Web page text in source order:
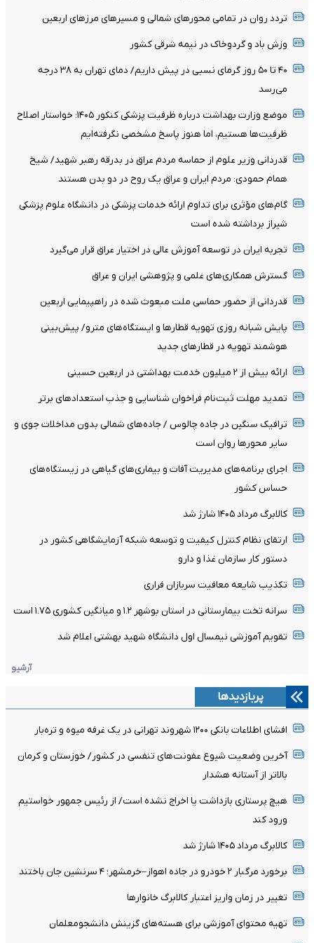
تردد روان در تمامی محورهای شمالی و مسیرهای مرزهای اربعین
وزش باد و گردوخاک در نیمه شرقی کشور
۴۰ تا ۵۰ روز گرمای نسبی در پیش داریم/ دمای تهران به ۳۸ درجه
می‌رسد
موضع وزارت بهداشت درباره ظرفیت پزشکی کنکور ۱۴۰۵: خواستار اصلاح
ظرفیت‌ها هستیم، اما هنوز پاسخ مشخصی نگرفته‌ایم
قدردانی وزیر علوم از حماسه مردم عراق در بدرقه رهبر شهید/ شیخ
همام حمودی: مردم ایران و عراق یک روح در دو بدن هستند
گام‌های مؤثری برای تداوم ارائه خدمات پزشکی در دانشگاه علوم پزشکی
شیراز برداشته شده است
تجربه ایران در توسعه آموزش عالی در اختیار عراق قرار می‌گیرد
گسترش همکاری‌های علمی و پژوهشی ایران و عراق
قدردانی از حضور حماسی ملت مبعوث شده در راهپیمایی اربعین
پایش شبانه روزی تهویه قطارها و ایستگاه‌های مترو/ پیش‌بینی
هوشمند تهویه در قطارهای جدید
ارائه بیش از ۲ میلیون خدمت بهداشتی در اربعین حسینی
تمدید مهلت ثبت‌نام فراخوان شناسایی و جذب استعدادهای برتر
ترافیک سنگین در جاده چالوس / جاده‌های شمالی بدون مداخلات جوی و
سایر محورها روان است
اجرای برنامه‌های مدیریت آفات و بیماری‌های گیاهی در زیستگاه‌های
حساس کشور
کالابرگ مرداد ۱۴۰۵ شارژ شد
ارتقای نظام کنترل کیفیت و توسعه شبکه آزمایشگاهی کشور در
دستور کار سازمان غذا و دارو
تکذیب شایعه معافیت سربازان فراری
سرانه تخت بیمارستانی در استان بوشهر ۱.۲ و میانگین کشوری ۱.۷۵ است
تقویم آموزشی نیمسال اول دانشگاه شهید بهشتی اعلام شد
آرشیو
پربازدیدها
افشای اطلاعات بانکی ۱۲۰۰ شهروند تهرانی در یک غرفه میوه و تره‌بار
آخرین وضعیت شیوع عفونت‌های تنفسی در کشور/ خوزستان و کرمان
بالاتر از آستانه هشدار
هیچ پرستاری بازداشت یا اخراج نشده است/ از رئیس جمهور خواستیم
ورود کند
کالابرگ مرداد ۱۴۰۵ شارژ شد
برخورد مرگبار ۲ خودرو در جاده اهواز–خرمشهر؛ ۴ سرنشین جان باختند
تغییر در زمان واریز اعتبار کالابرگ خانوار‌ها
تهیه محتوای آموزشی برای هسته‌های گزینش دانشجومعلمان